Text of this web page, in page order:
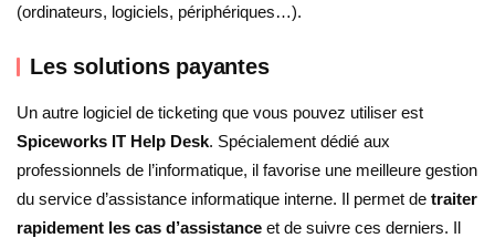
(ordinateurs, logiciels, périphériques…).
Les solutions payantes
Un autre logiciel de ticketing que vous pouvez utiliser est
Spiceworks IT Help Desk. Spécialement dédié aux
professionnels de l’informatique, il favorise une meilleure gestion
du service d’assistance informatique interne. Il permet de traiter
rapidement les cas d’assistance et de suivre ces derniers. Il